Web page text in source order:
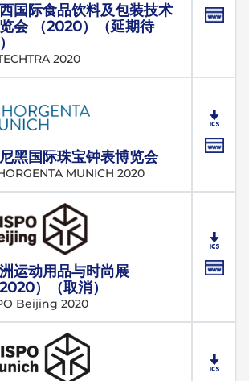
国际食品饮料及包装技术
会 （2020）（延期待
2020
黑国际珠宝钟表博览会
MUNICH 2020
运动用品与时尚展
2020）（取消）
Beijing 2020